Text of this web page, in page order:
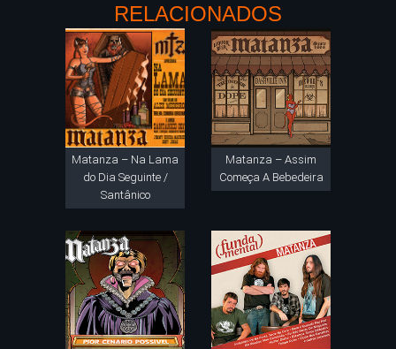
RELACIONADOS
Matanza – Na Lama
do Dia Seguinte /
Santânico
Matanza – Assim
Começa A Bebedeira